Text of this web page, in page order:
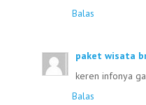
Balas
paket wisata
keren infonya
Balas